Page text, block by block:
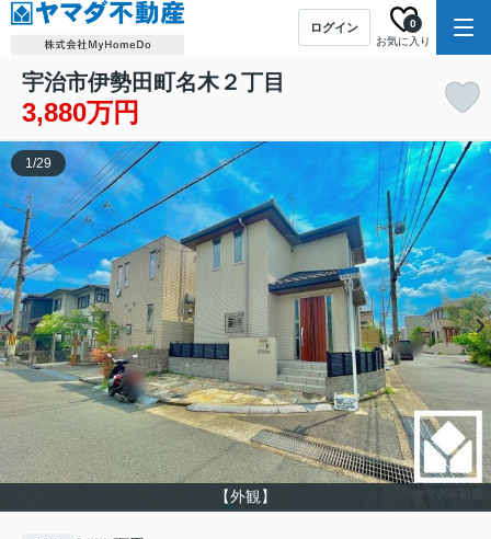
ログイン
お気に入り
0
宇治市伊勢田町名木２丁目
3,880万円
【外観】
1/29